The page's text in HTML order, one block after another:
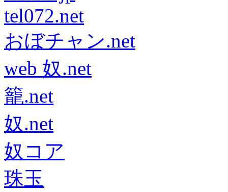
tel072.net
おぼチャン.net
web 奴.net
籠.net
奴.net
奴コア
珠玉